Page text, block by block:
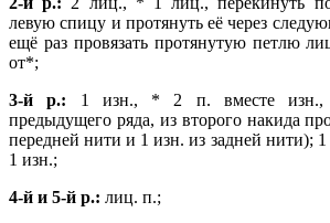
левую спицу и протянуть её через
ещё раз провязать протянутую петлю
от*;
3-й р.: 1 изн., * 2 п. вместе изн.,
предыдущего ряда, из второго накида
передней нити и 1 изн. из задней нити);
1 изн.;
4-й и 5-й р.: лиц. п.;